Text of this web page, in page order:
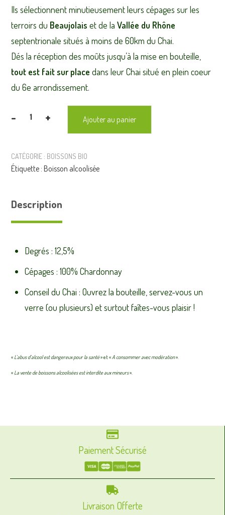
Ils sélectionnent minutieusement leurs cépages sur les
terroirs du Beaujolais et de la Vallée du Rhône
septentrionale situés à moins de 60km du Chai.
Dés la réception des moûts jusqu’à la mise en bouteille,
tout est fait sur place dans leur Chai situé en plein coeur
du 6e arrondissement.
-
quantité
BLANC
2023
+ Ajouter au panier
CATÉGORIE : BOISSONS BIO
Étiquette : Boisson alcoolisée
Description
Degrés : 12,5%
Cépages : 100% Chardonnay
Conseil du Chai : Ouvrez la bouteille, servez-vous un
verre (ou plusieurs) et surtout faîtes-vous plaisir !
« L’abus d’alcool est dangereux pour la santé» et «A consommer avec modération».
« La vente de boissons alcoolisées est interdite aux mineurs».
Paiement Sécurisé
Livraison Offerte